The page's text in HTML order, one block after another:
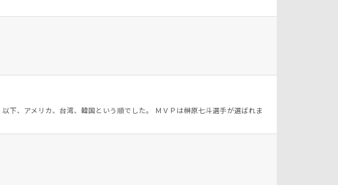
下、アメリカ、台湾、韓国という順でした。 ＭＶＰは榊原七斗選手が選ばれま